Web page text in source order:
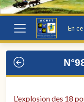
En
L'explosion des 18